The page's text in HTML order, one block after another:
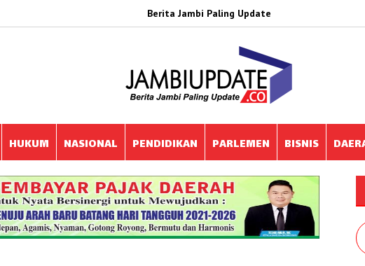
Berita Jambi Paling Update
HUKUM NASIONAL PENDIDIKAN PARLEMEN BISNIS